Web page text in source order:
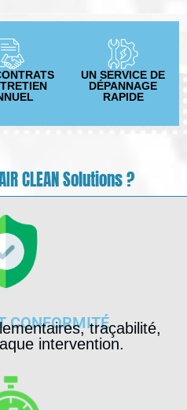
UN SERVICE DE
DÉPANNAGE
RAPIDE
CLEAN Solutions ?
CONFORMITÉtraçabilité,
intervention.